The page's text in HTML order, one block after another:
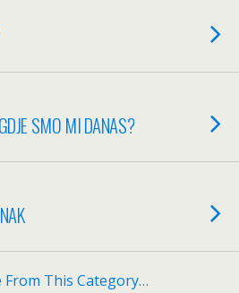
SMO MI DANAS?
From This Category…